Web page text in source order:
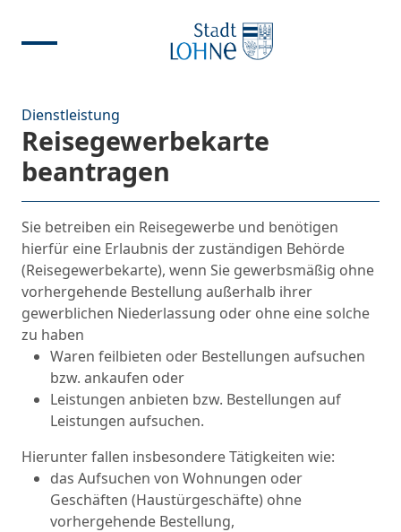
Dienstleistung
Reisegewerbekarte
beantragen
Sie betreiben ein Reisegewerbe und benötigen
hierfür eine Erlaubnis der zuständigen Behörde
(Reisegewerbekarte), wenn Sie gewerbsmäßig ohne
vorhergehende Bestellung außerhalb ihrer
gewerblichen Niederlassung oder ohne eine solche
zu haben
Waren feilbieten oder Bestellungen aufsuchen
bzw. ankaufen oder
Leistungen anbieten bzw. Bestellungen auf
Leistungen aufsuchen.
Hierunter fallen insbesondere Tätigkeiten wie:
das Aufsuchen von Wohnungen oder
Geschäften (Haustürgeschäfte) ohne
vorhergehende Bestellung,